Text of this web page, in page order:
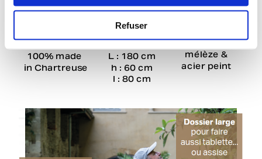
Refuser
mélèze &
acier peint
100% made
in Chartreuse
h : 60 cm
l : 80 cm